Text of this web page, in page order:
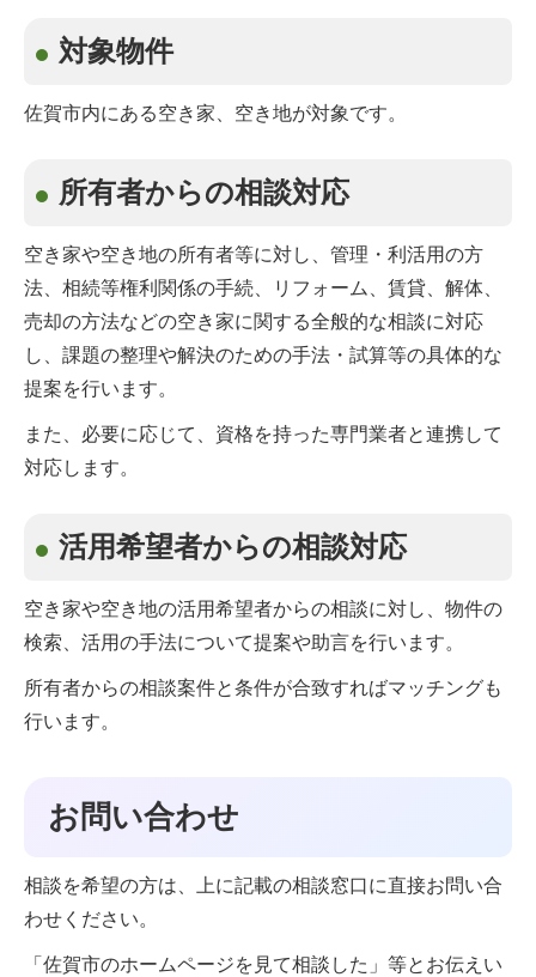
対象物件
佐賀市内にある空き家、空き地が対象です。
所有者からの相談対応
空き家や空き地の所有者等に対し、管理・利活用の方
法、相続等権利関係の手続、リフォーム、賃貸、解体、
売却の方法などの空き家に関する全般的な相談に対応
し、課題の整理や解決のための手法・試算等の具体的な
提案を行います。
また、必要に応じて、資格を持った専門業者と連携して
対応します。
活用希望者からの相談対応
空き家や空き地の活用希望者からの相談に対し、物件の
検索、活用の手法について提案や助言を行います。
所有者からの相談案件と条件が合致すればマッチングも
行います。
お問い合わせ
相談を希望の方は、上に記載の相談窓口に直接お問い合
わせください。
「佐賀市のホームページを見て相談した」等とお伝えい